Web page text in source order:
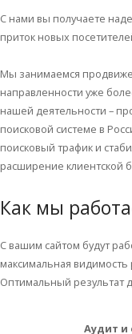
С нами вы получаете
приток новых
Мы занимаемся
направленности уже
нашей деятельности –
поисковой системе в
поисковый трафик и
расширение клиентской
Как мы
С вашим сайтом будут
максимальная
Оптимальный результат
Аудит и